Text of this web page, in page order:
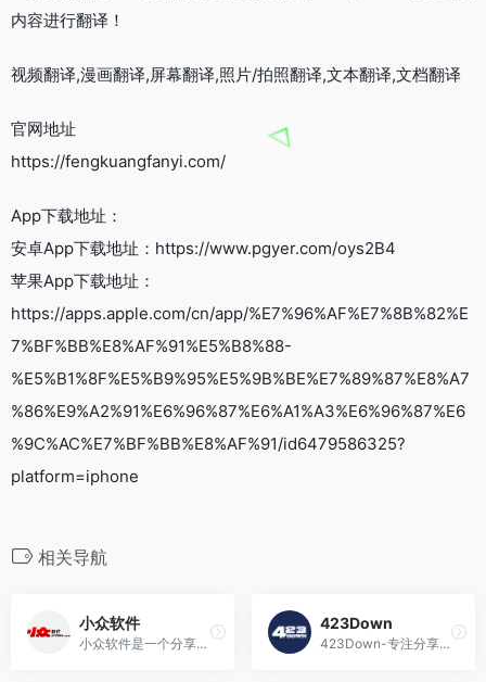
内容进行翻译！
视频翻译,漫画翻译,屏幕翻译,照片/拍照翻译,文本翻译,文档翻译
官网地址
https://fengkuangfanyi.com/
App下载地址：
安卓App下载地址：https://www.pgyer.com/oys2B4
苹果App下载地址：
https://apps.apple.com/cn/app/%E7%96%AF%E7%8B%82%E
7%BF%BB%E8%AF%91%E5%B8%88-
%E5%B1%8F%E5%B9%95%E5%9B%BE%E7%89%87%E8%A7
%86%E9%A2%91%E6%96%87%E6%A1%A3%E6%96%87%E6
%9C%AC%E7%BF%BB%E8%AF%91/id6479586325?
platform=iphone
相关导航
小众软件
小众软件是一个分享、体验、评测电脑软件、手机应用、互联网产品的网站
423Down
423Down-专注分享去广告绿色软件